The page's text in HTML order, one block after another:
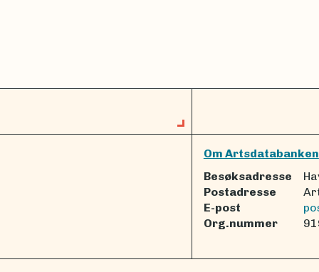
Om Artsdatabanken
Besøksadresse
Postadresse
E-post
Org.nummer